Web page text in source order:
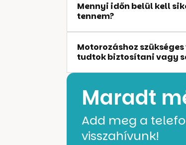
Mennyi időn belül kell
tennem?
Motorozáshoz
tudtok biztosítani vagy
Maradt
Add meg a
visszahívunk!